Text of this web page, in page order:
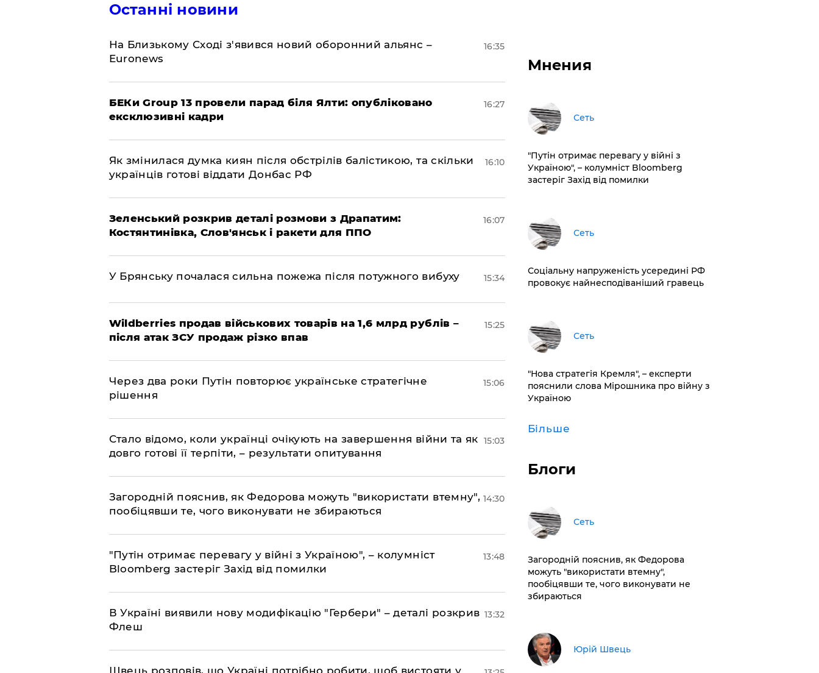
Останні новини
На Близькому Сході з'явився новий оборонний альянс –
Euronews
16:35
БЕКи Group 13 провели парад біля Ялти: опубліковано
ексклюзивні кадри
16:27
Як змінилася думка киян після обстрілів балістикою, та скільки
українців готові віддати Донбас РФ
16:10
Зеленський розкрив деталі розмови з Драпатим:
Костянтинівка, Слов'янськ і ракети для ППО
16:07
У Брянську почалася сильна пожежа після потужного вибуху 15:34
Wildberries продав військових товарів на 1,6 млрд рублів –
після атак ЗСУ продаж різко впав
15:25
Через два роки Путін повторює українське стратегічне
рішення
15:06
Стало відомо, коли українці очікують на завершення війни та як
довго готові її терпіти, – результати опитування
15:03
Загородній пояснив, як Федорова можуть "використати втемну",
пообіцявши те, чого виконувати не збираються
14:30
"Путін отримає перевагу у війні з Україною", – колумніст
Bloomberg застеріг Захід від помилки
13:48
В Україні виявили нову модифікацію "Гербери" – деталі розкрив
Флеш
13:32
Мнения
Сеть
"Путін отримає перевагу у війні з
Україною", – колумніст Bloomberg
застеріг Захід від помилки
Сеть
Соціальну напруженість усередині РФ
провокує найнесподіваніший гравець
Сеть
"Нова стратегія Кремля", – експерти
пояснили слова Мірошника про війну з
Україною
Більше
Блоги
Сеть
Загородній пояснив, як Федорова
можуть "використати втемну",
пообіцявши те, чого виконувати не
збираються
Юрій Швець